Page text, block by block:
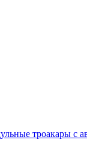
троакары с